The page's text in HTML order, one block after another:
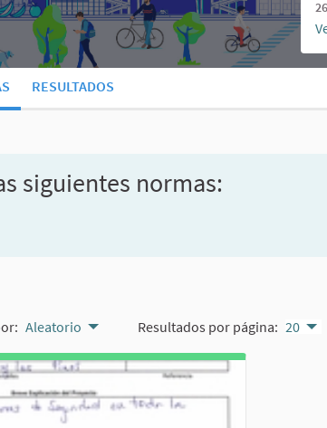
RESULTADOS
siguientes normas:
Aleatorio Resultados por página: 20